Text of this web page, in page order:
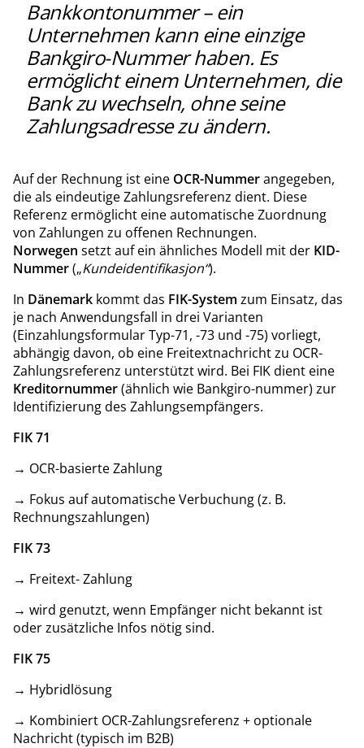
Bankkontonummer – ein
Unternehmen kann eine einzige
Bankgiro-Nummer haben. Es
ermöglicht einem Unternehmen, die
Bank zu wechseln, ohne seine
Zahlungsadresse zu ändern.
Auf der Rechnung ist eine OCR-Nummerangegeben,
die als eindeutige Zahlungsreferenz dient. Diese
Referenz ermöglicht eine automatische Zuordnung
von Zahlungen zu offenen Rechnungen.
Norwegen setzt auf ein ähnliches Modell mit der KID-
Nummer(„Kundeidentifikasjon“).
In Dänemark kommt das FIK-System zum Einsatz, das
je nach Anwendungsfall in drei Varianten
(Einzahlungsformular Typ-71, -73 und -75) vorliegt,
abhängig davon, ob eine Freitextnachricht zu OCR-
Zahlungsreferenz unterstützt wird. Bei FIK dient eine
Kreditornummer(ähnlich wie Bankgiro-nummer) zur
Identifizierung des Zahlungsempfängers.
FIK 71
→ OCR-basierte Zahlung
→ Fokus auf automatische Verbuchung (z. B.
Rechnungszahlungen)
FIK 73
→ Freitext- Zahlung
→ wird genutzt, wenn Empfänger nicht bekannt ist
oder zusätzliche Infos nötig sind.
FIK 75
→ Hybridlösung
→ Kombiniert OCR-Zahlungsreferenz + optionale
Nachricht (typisch im B2B)